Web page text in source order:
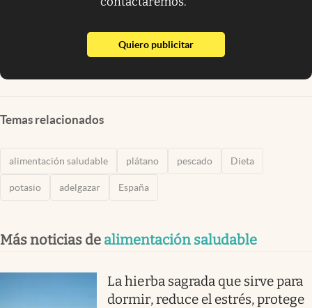
Quiero publicitarabre en nueva pestaña
Temas relacionados
alimentación saludable plátano pescado Dieta
potasio adelgazar España
Más noticias de alimentación saludable
La hierba sagrada que sirve para
dormir, reduce el estrés, protege